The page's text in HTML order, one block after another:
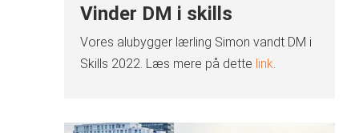
Vinder DM i skills
Vores alubygger lærling Simon vandt DM i
Skills 2022. Læs mere på dette link